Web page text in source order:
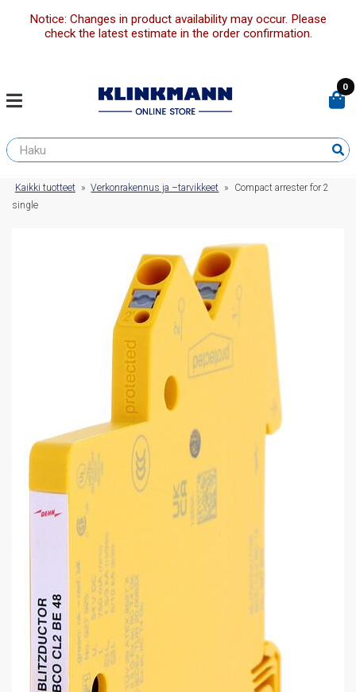
Notice: Changes in product availability may occur. Please
check the latest estimate in the order confirmation.
0
Kaikki tuotteet » Verkonrakennus ja –tarvikkeet »
Compact arrester for 2
single